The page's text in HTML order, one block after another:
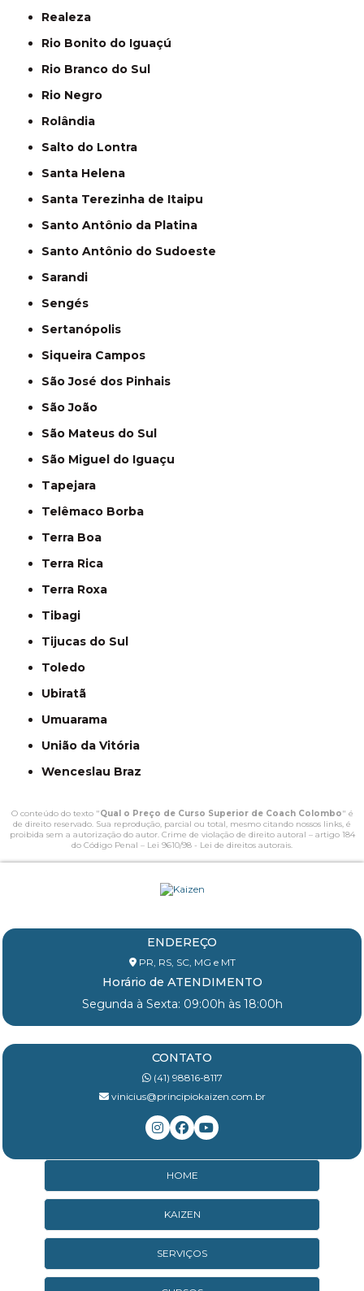
Realeza
Rio Bonito do Iguaçú
Rio Branco do Sul
Rio Negro
Rolândia
Salto do Lontra
Santa Helena
Santa Terezinha de Itaipu
Santo Antônio da Platina
Santo Antônio do Sudoeste
Sarandi
Sengés
Sertanópolis
Siqueira Campos
São José dos Pinhais
São João
São Mateus do Sul
São Miguel do Iguaçu
Tapejara
Telêmaco Borba
Terra Boa
Terra Rica
Terra Roxa
Tibagi
Tijucas do Sul
Toledo
Ubiratã
Umuarama
União da Vitória
Wenceslau Braz
O conteúdo do texto "Qual o Preço de Curso Superior de Coach Colombo" é
de direito reservado. Sua reprodução, parcial ou total, mesmo citando nossos links, é
proibida sem a autorização do autor. Crime de violação de direito autoral – artigo 184
do Código Penal – Lei 9610/98 - Lei de direitos autorais.
ENDEREÇO
PR, RS, SC, MG e MT
Horário de ATENDIMENTO
Segunda à Sexta: 09:00h às 18:00h
CONTATO
(41) 98816-8117
vinicius@principiokaizen.com.br
HOME
KAIZEN
SERVIÇOS